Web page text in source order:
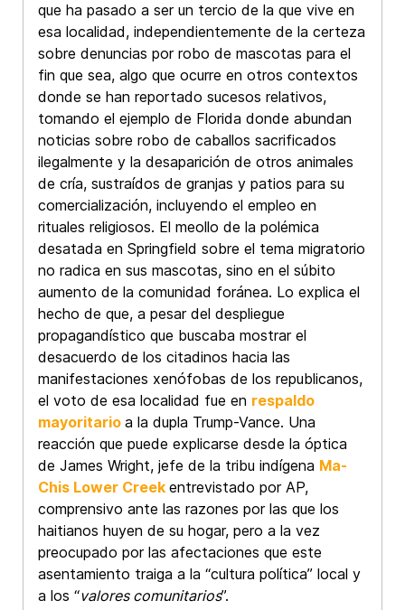
que ha pasado a ser un tercio de la que vive en
esa localidad, independientemente de la certeza
sobre denuncias por robo de mascotas para el
fin que sea, algo que ocurre en otros contextos
donde se han reportado sucesos relativos,
tomando el ejemplo de Florida donde abundan
noticias sobre robo de caballos sacrificados
ilegalmente y la desaparición de otros animales
de cría, sustraídos de granjas y patios para su
comercialización, incluyendo el empleo en
rituales religiosos. El meollo de la polémica
desatada en Springfield sobre el tema migratorio
no radica en sus mascotas, sino en el súbito
aumento de la comunidad foránea. Lo explica el
hecho de que, a pesar del despliegue
propagandístico que buscaba mostrar el
desacuerdo de los citadinos hacia las
manifestaciones xenófobas de los republicanos,
el voto de esa localidad fue en respaldo
mayoritario a la dupla Trump-Vance. Una
reacción que puede explicarse desde la óptica
de James Wright, jefe de la tribu indígena Ma-
Chis Lower Creek entrevistado por AP,
comprensivo ante las razones por las que los
haitianos huyen de su hogar, pero a la vez
preocupado por las afectaciones que este
asentamiento traiga a la “cultura política” local y
a los “valores comunitarios”.